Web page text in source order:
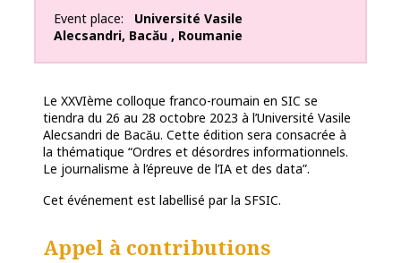
Event place
Université Vasile
Alecsandri, Bacău , Roumanie
Le XXVIème colloque franco-roumain en SIC se
tiendra du 26 au 28 octobre 2023 à l’Université Vasile
Alecsandri de Bacău. Cette édition sera consacrée à
la thématique “Ordres et désordres informationnels.
Le journalisme à l’épreuve de l’IA et des data”.
Cet événement est labellisé par la SFSIC.
Appel à contributions